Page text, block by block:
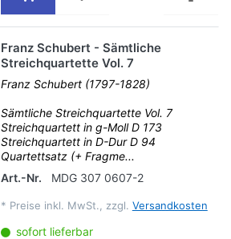
Franz Schubert - Sämtliche
Streichquartette Vol. 7
Franz Schubert (1797-1828)
Sämtliche Streichquartette Vol. 7
Streichquartett in g-Moll D 173
Streichquartett in D-Dur D 94
Quartettsatz (+ Fragme...
Art.-Nr.
MDG 307 0607-2
* Preise inkl. MwSt., zzgl. Versandkosten
sofort lieferbar